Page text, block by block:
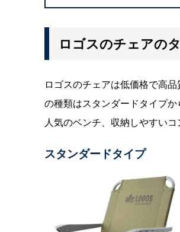
ロゴスのチェアの
ロゴスのチェアは低価格で高
の種類はスタンダードタイプ
人気のベンチ、収納しやすい
スタンダードタイプ